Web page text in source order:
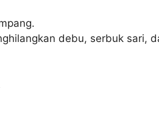
debu, serbuk sari,